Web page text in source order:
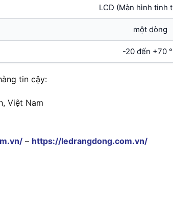
LCD (Màn hình tinh
một dòng
-20 đến +70
tin cậy:
Việt Nam
– https://ledrangdong.com.vn/